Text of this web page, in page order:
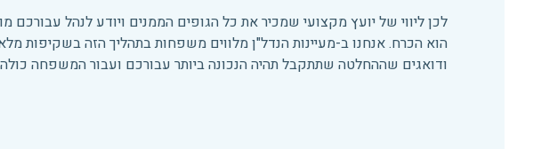
לכן ליווי של יועץ מקצועי שמכיר את כל הגופים הממנים ויודע לנהל עבורכם
הוא הכרח. אנחנו ב-מעיינות הנדל"ן מלווים משפחות בתהליך הזה בשקיפות
ודואגים שההחלטה שתתקבל תהיה הנכונה ביותר עבורכם ועבור המשפחה